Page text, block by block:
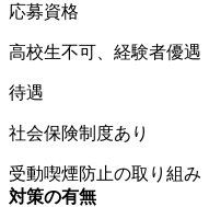
応募資格
高校生不可、経験者優遇
待遇
社会保険制度あり
受動喫煙防止の取り組み
対策の有無